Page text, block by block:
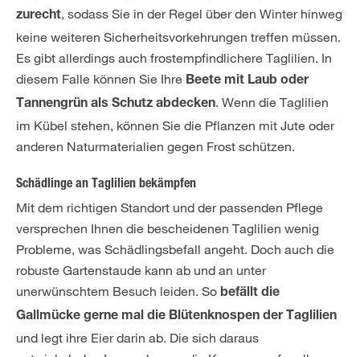
zurecht, sodass Sie in der Regel über den Winter hinweg
keine weiteren Sicherheitsvorkehrungen treffen müssen.
Es gibt allerdings auch frostempfindlichere Taglilien. In
diesem Falle können Sie Ihre Beete mit Laub oder
Tannengrün als Schutz abdecken. Wenn die Taglilien
im Kübel stehen, können Sie die Pflanzen mit Jute oder
anderen Naturmaterialien gegen Frost schützen.
Schädlinge an Taglilien bekämpfen
Mit dem richtigen Standort und der passenden Pflege
versprechen Ihnen die bescheidenen Taglilien wenig
Probleme, was Schädlingsbefall angeht. Doch auch die
robuste Gartenstaude kann ab und an unter
unerwünschtem Besuch leiden. So befällt die
Gallmücke gerne mal die Blütenknospen der Taglilien
und legt ihre Eier darin ab. Die sich daraus